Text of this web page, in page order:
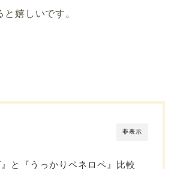
嬉しいです。
非表示
』と『うっかりペネロペ』比較